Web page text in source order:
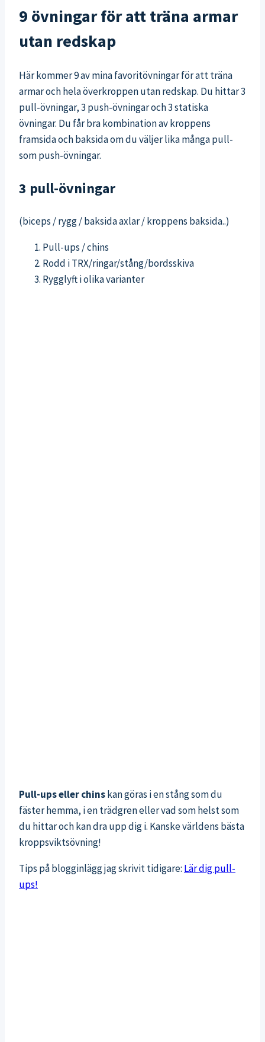
9 övningar för att träna armar
utan redskap
Här kommer 9 av mina favoritövningar för att träna
armar och hela överkroppen utan redskap. Du hittar 3
pull-övningar, 3 push-övningar och 3 statiska
övningar. Du får bra kombination av kroppens
framsida och baksida om du väljer lika många pull-
som push-övningar.
3 pull-övningar
(biceps / rygg / baksida axlar / kroppens baksida..)
Pull-ups / chins
Rodd i TRX/ringar/stång/bordsskiva
Rygglyft i olika varianter
Pull-ups eller chinskan göras i en stång som du
fäster hemma, i en trädgren eller vad som helst som
du hittar och kan dra upp dig i. Kanske världens bästa
kroppsviktsövning!
Tips på blogginlägg jag skrivit tidigare: Lär dig pull-
ups!